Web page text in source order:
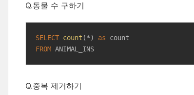
Q.동물 수 구하기
SELECT count (*) as
FROM ANIMAL_INS
Q.중복 제거하기